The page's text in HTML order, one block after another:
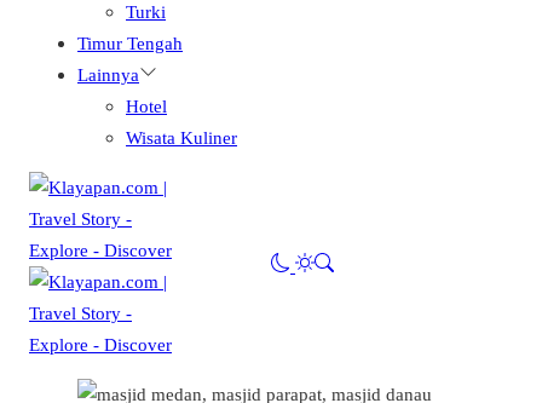
Turki
Timur Tengah
Lainnya
Hotel
Wisata Kuliner